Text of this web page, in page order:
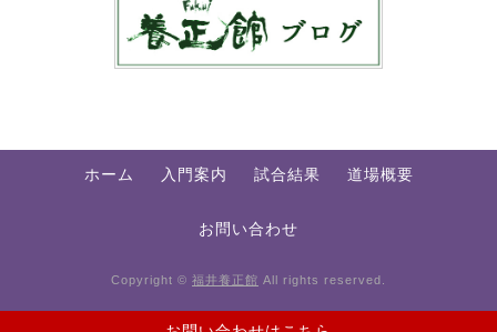
ホーム 入門案内 試合結果 道場概要
お問い合わせ
Copyright © 福井養正館 All rights reserved.